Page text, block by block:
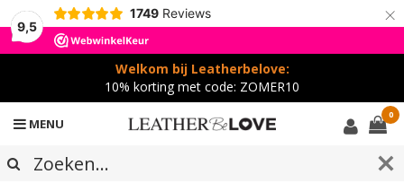
9,5
1749 Reviews ×
Welkom bij Leatherbelove:
10% korting met code: ZOMER10
MENU
0